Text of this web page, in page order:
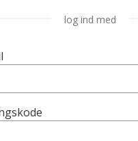
log ind med